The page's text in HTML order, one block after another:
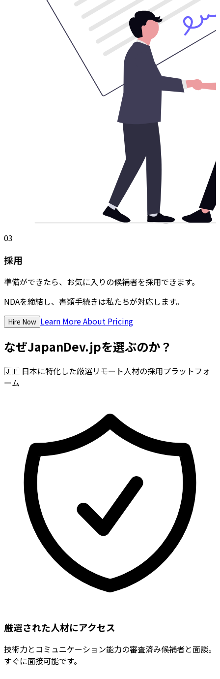
03
採用
準備ができたら、お気に入りの候補者を採用できます。
NDAを締結し、書類手続きは私たちが対応します。
Hire Now Learn More About Pricing
なぜJapanDev.jpを選ぶのか？
🇯🇵 日本に特化した厳選リモート人材の採用プラットフォ
ーム
厳選された人材にアクセス
技術力とコミュニケーション能力の審査済み候補者と面談。
すぐに面接可能です。